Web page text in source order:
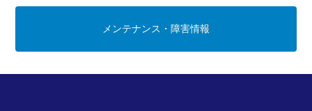
メンテナンス・障害情報